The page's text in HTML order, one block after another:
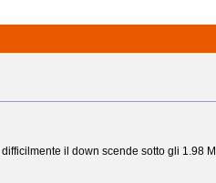
il down scende sotto gli 1.98